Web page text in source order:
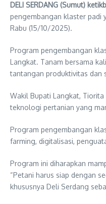
DELI SERDANG (Sumut)
pengembangan klaster padi
Rabu (15/10/2025).
Program pengembangan
Langkat. Tanam bersama
tantangan produktivitas dan
Wakil Bupati Langkat,
teknologi pertanian yang
Program pengembangan
farming, digitalisasi,
Program ini diharapkan
“Petani harus siap dengan
khususnya Deli Serdang